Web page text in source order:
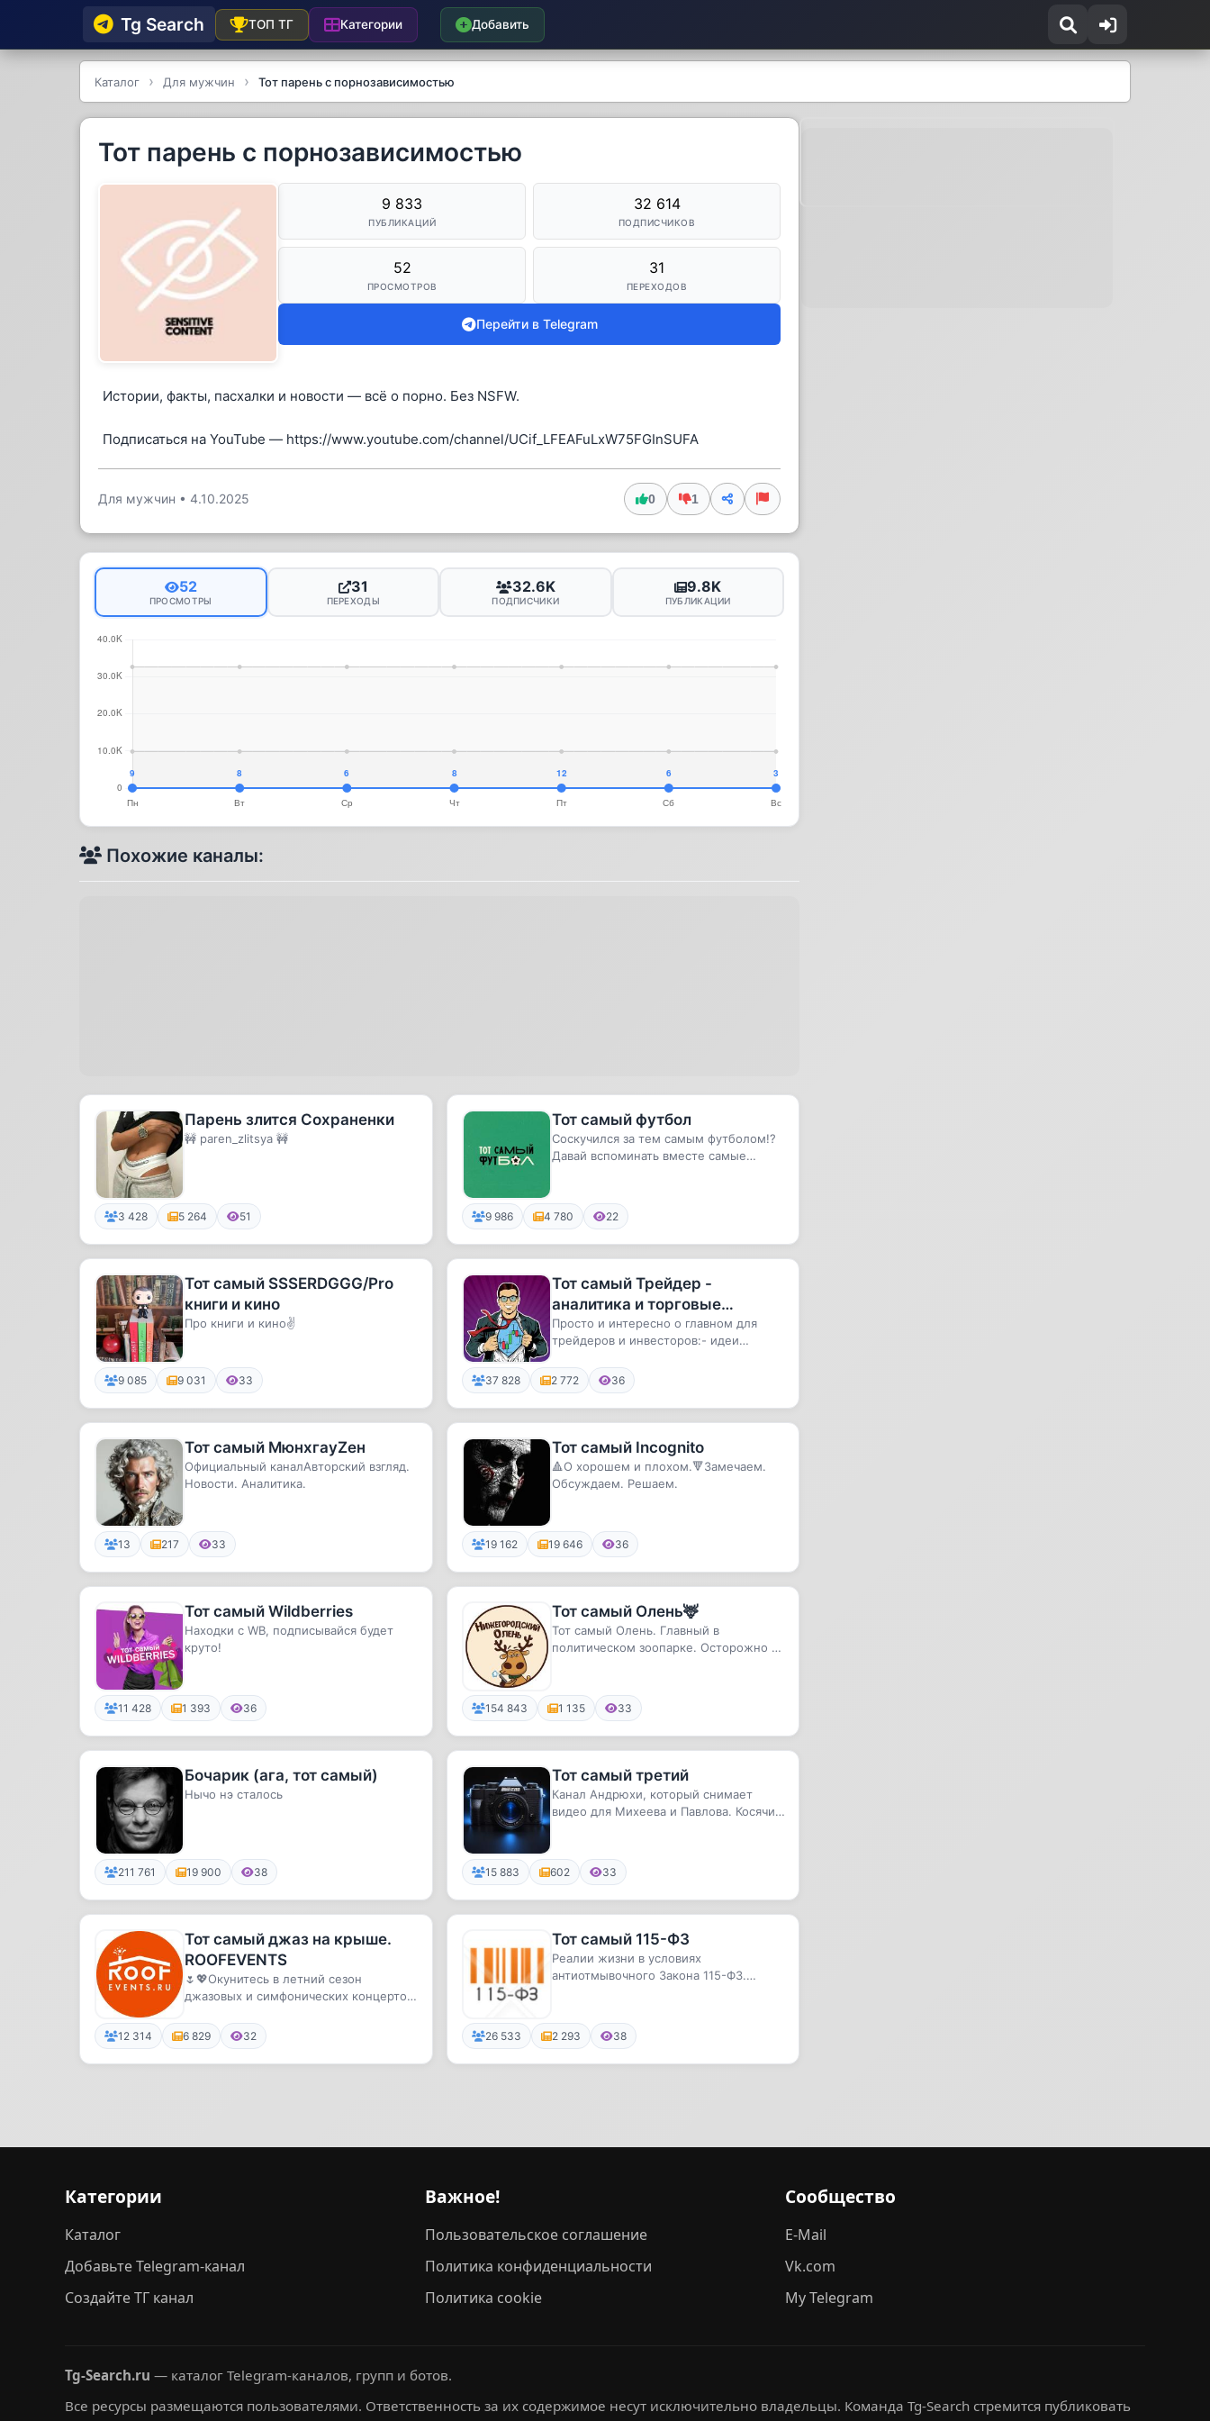
Tg Searсh ТОП ТГ Категории Добавить
Каталог Для мужчин Тот парень с порнозависимостью
Тот парень с порнозависимостью
9 833
ПУБЛИКАЦИЙ
32 614
ПОДПИСЧИКОВ
52
ПРОСМОТРОВ
31
ПЕРЕХОДОВ
Перейти в Telegram
Истории, факты, пасхалки и новости — всё о порно. Без NSFW.
Подписаться на YouTube — https://www.youtube.com/channel/UCif_LFEAFuLxW75FGInSUFA
Для мужчин • 4.10.2025 0 1
52
ПРОСМОТРЫ
31
ПЕРЕХОДЫ
32.6K
ПОДПИСЧИКИ
9.8K
ПУБЛИКАЦИИ
Похожие каналы:
Парень злится Сохраненки
🚧 paren_zlitsya 🚧
3 428 5 264 51
Тот самый футбол
Соскучился за тем самым футболом!?
Давай вспоминать вместе самые
9 986 4 780 22
Тот самый SSSERDGGG/Pro
книги и кино
Про книги и кино✌️
9 085 9 031 33
Тот самый Трейдер -
аналитика и торговые
сигналы, трейдинг и
инвестиции
Просто и интересно о главном для
трейдеров и инвесторов:- идеи
37 828 2 772 36
Тот самый МюнхгауZен
Официальный каналАвторский взгляд.
Новости. Аналитика.
13 217 33
Тот самый Incognito
🔺О хорошем и плохом.🔻Замечаем.
Обсуждаем. Решаем.
19 162 19 646 36
Тот самый Wildberries
Находки с WB, подписывайся будет
круто!
11 428 1 393 36
Тот самый Олень🦌
Тот самый Олень. Главный в
политическом зоопарке. Осторожно -
154 843 1 135 33
Бочарик (ага, тот самый)
Нычо нэ сталось
211 761 19 900 38
Тот самый третий
Канал Андрюхи, который снимает
видео для Михеева и Павлова. Косячит
15 883 602 33
Тот самый джаз на крыше.
ROOFEVENTS
🌷💖Окунитесь в летний сезон
джазовых и симфонических концертов
12 314 6 829 32
Тот самый 115-ФЗ
Реалии жизни в условиях
антиотмывочного Закона 115-ФЗ.
26 533 2 293 38
Категории
Каталог
Добавьте Telegram-канал
Создайте ТГ канал
Важное!
Пользовательское соглашение
Политика конфиденциальности
Политика cookie
Сообщество
E-Mail
Vk.com
My Telegram
Tg-Search.ru — каталог Telegram-каналов, групп и ботов.
Все ресурсы размещаются пользователями. Ответственность за их содержимое несут исключительно владельцы. Команда Tg-Search стремится публиковать